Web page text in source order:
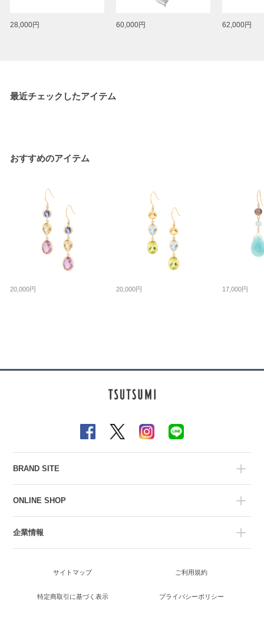
28,000円 60,000円 62,000円
最近チェックしたアイテム
おすすめのアイテム
20,000円 20,000円 17,000円
BRAND SITE
ONLINE SHOP
企業情報
サイトマップ ご利用規約
特定商取引に基づく表示 プライバシーポリシー